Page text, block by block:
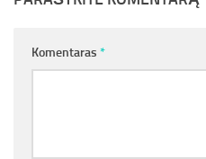
Komentaras *